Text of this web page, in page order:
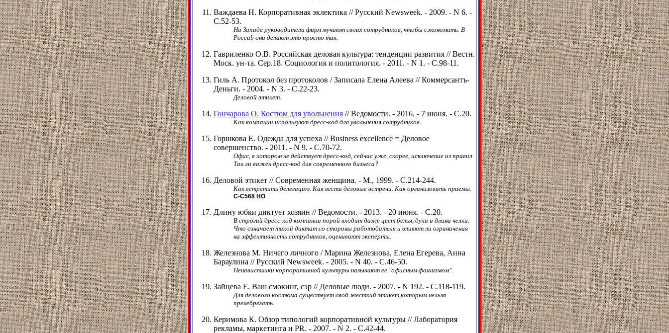
Важдаева Н. Корпоративная эклектика // Русский Newsweek. - 2009. - N 6. -
С.52-53.
На Западе руководители фирм мучают своих сотрудников, чтобы сэкономить. В
Россиb они делают это просто так.
Гавриленко О.В. Российская деловая культура: тенденции развития // Вестн.
Моск. ун-та. Сер.18. Социология и политология. - 2011. - N 1. - С.98-11.
Гиль А. Протокол без протоколов / Записала Елена Алеева // Коммерсантъ-
Деньги. - 2004. - N 3. - С.22-23.
Деловой этикет.
Гончарова О. Костюм для увольнения // Ведомости. - 2016. - 7 июня. - С.20.
Как компании используют дресс-код для увольнения сотрудников.
Горшкова Е. Одежда для успеха // Business excellence = Деловое
совершенство. - 2011. - N 9. - С.70-72.
Офис, в котором не действует дресс-код, сейчас уже, скорее, исключение из правил.
Так ли важен дресс-код для современного бизнеса?
Деловой этикет // Современная женщина. - М., 1999. - С.214-244.
Как встретить делегацию. Как вести деловые встречи. Как организовать приемы.
С-С568 НО
Длину юбки диктует хозяин // Ведомости. - 2013. - 20 июня. - С.20.
В строгий дресс-код компании порой входит даже цвет белья, духи и длина челки.
Что означает такой диктат со стороны работодателя и влияют ли ограничения
на эффективность сотрудников, оценивают эксперты.
Железнова М. Ничего личного / Марина Железнова, Елена Егерева, Анна
Бараулина // Русский Newsweek. - 2005. - N 40. - С.46-50.
Ненавистники корпоративной культуры называют ее "офисным фашизмом".
Зайцева Е. Ваш смокинг, сэр // Деловые люди. - 2007. - N 192. - С.118-119.
Для делового костюма существует свой жесткий этикет,которым нельзя
пренебрегать.
Керимова К. Обзор типологий корпоративной культуры // Лаборатория
рекламы, маркетинга и PR. - 2007. - N 2. - С.42-44.